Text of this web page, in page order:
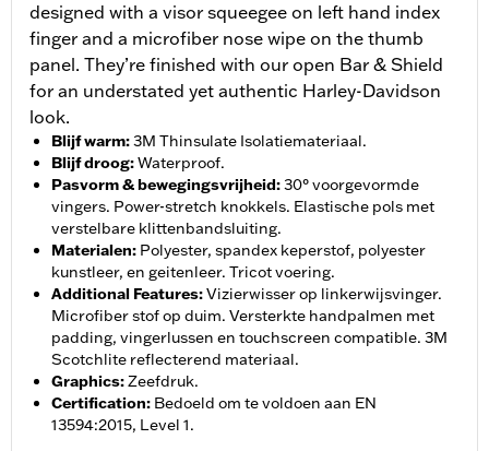
designed with a visor squeegee on left hand index
finger and a microfiber nose wipe on the thumb
panel. They’re finished with our open Bar & Shield
for an understated yet authentic Harley-Davidson
look.
Blijf warm:3M Thinsulate Isolatiemateriaal.
Blijf droog:Waterproof.
Pasvorm & bewegingsvrijheid:30° voorgevormde
vingers. Power-stretch knokkels. Elastische pols met
verstelbare klittenbandsluiting.
Materialen: Polyester, spandex keperstof, polyester
kunstleer, en geitenleer. Tricot voering.
Additional Features:Vizierwisser op linkerwijsvinger.
Microfiber stof op duim. Versterkte handpalmen met
padding, vingerlussen en touchscreen compatible. 3M
Scotchlite reflecterend materiaal.
Graphics:Zeefdruk.
Certification: Bedoeld om te voldoen aan EN
13594:2015, Level 1.